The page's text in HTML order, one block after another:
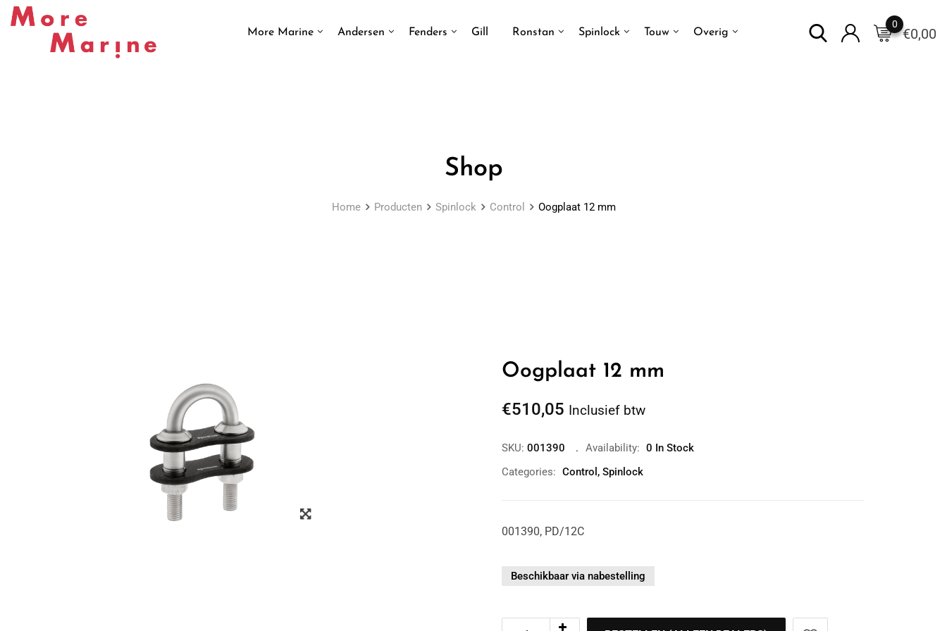
Skip
More Marine Andersen Fenders Gill Ronstan Spinlock Touw Overig €0,00
0
Shop
Home Producten Spinlock Control Oogplaat 12 mm
Oogplaat 12 mm
€510,05 Inclusief btw
SKU: 001390 Availability: 0 In Stock
Categories: Control , Spinlock
001390, PD/12C
Beschikbaar via nabestelling